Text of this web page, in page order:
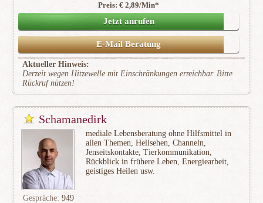
(327)
Preis: € 2,89/Min*
Jetzt anrufen
E-Mail Beratung
Aktueller Hinweis:
Derzeit wegen Hitzewelle mit Einschränkungen erreichbar. Bitte
Rückruf nützen!
Schamanedirk
mediale Lebensberatung ohne Hilfsmittel in
allen Themen, Hellsehen, Channeln,
Jenseitskontakte, Tierkommunikation,
Rückblick in frühere Leben, Energiearbeit,
geistiges Heilen usw.
Gespräche: 949